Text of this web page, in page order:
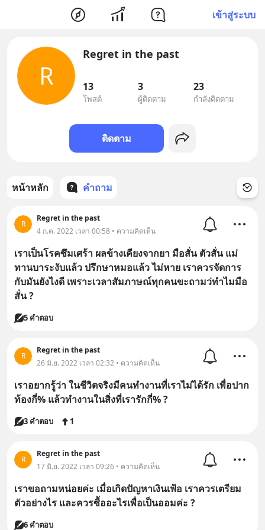
เข้าสู่ระบบ
R
Regret in the past
13
โพสต์
3
ผู้ติดตาม
23
กำลังติดตาม
ติดตาม
หน้าหลัก คำถาม
R
Regret in the past
4 ก.ค. 2022 เวลา 00:58 • ความคิดเห็น
เราเป็นโรคซึมเศร้า ผลข้างเคียงจากยา มือสั่น ตัวสั่น แม่
ทานบาระงับแล้ว ปรึกษาหมอแล้ว ไม่หาย เราควรจัดการ
กับมันยังไงดี เพราะเวลาสัมภาษณ์ทุกคนขะถามว่ทำไมมือ
สั่น ?
5 คำตอบ
R
Regret in the past
26 มิ.ย. 2022 เวลา 02:32 • ความคิดเห็น
เราอยากรู้ว่า ในชีวิตจริงมีคนทำงานที่เราไม่ได้รัก เพื่อปาก
ท้องกี่% แล้วทำงานในสิ่งที่เรารักกี่% ?
3 คำตอบ 1
R
Regret in the past
17 มิ.ย. 2022 เวลา 09:26 • ความคิดเห็น
เราขอถามหน่อยค่ะ เมื่อเกิดปัญหาเงินเฟ้อ เราควรเตรียม
ตัวอย่างไร และควรซื้ออะไรเพื่อเป็นออมค่ะ ?
6 คำตอบ